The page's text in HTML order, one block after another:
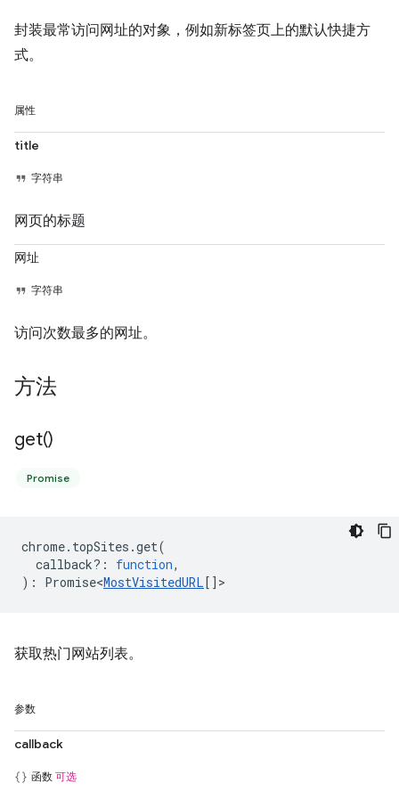
封装最常访问网址的对象，例如新标签页上的默认快捷方
式。
属性
title
字符串
网页的标题
网址
字符串
访问次数最多的网址。
方法
get()
Promise
chrome. topSites .get(
callback? : function,
) : Promise<MostVisitedURL[] >
获取热门网站列表。
参数
callback
函数 可选